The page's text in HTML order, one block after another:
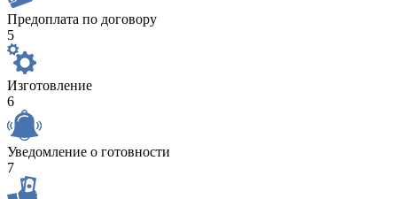
Предоплата по договору
5
Изготовление
6
Уведомление о готовности
7